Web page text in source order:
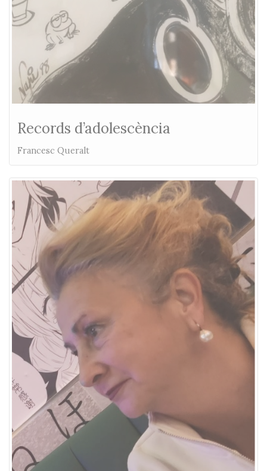
Records d’adolescència
Francesc Queralt